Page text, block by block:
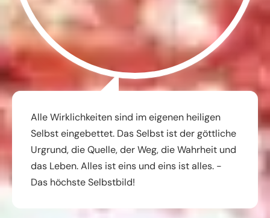
Alle Wirklichkeiten sind im eigenen heiligen
Selbst eingebettet. Das Selbst ist der göttliche
Urgrund, die Quelle, der Weg, die Wahrheit und
das Leben. Alles ist eins und eins ist alles. -
Das höchste Selbstbild!